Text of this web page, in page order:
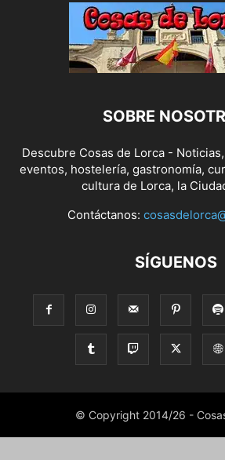
SOBRE
Descubre Cosas de Lorca -
eventos, hostelería, gastronomía,
cultura de Lorca, la
Contáctanos:
SÍGUENOS
© Copyright 2014/26 -